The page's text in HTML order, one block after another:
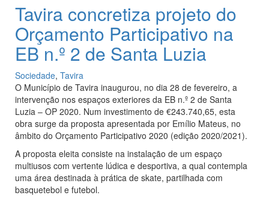
Tavira concretiza projeto do
Orçamento Participativo na
EB n.º 2 de Santa Luzia
Sociedade, Tavira
O Município de Tavira inaugurou, no dia 28 de fevereiro, a
intervenção nos espaços exteriores da EB n.º 2 de Santa
Luzia – OP 2020. Num investimento de €243.740,65, esta
obra surge da proposta apresentada por Emílio Mateus, no
âmbito do Orçamento Participativo 2020 (edição 2020/2021).
A proposta eleita consiste na instalação de um espaço
multiusos com vertente lúdica e desportiva, a qual contempla
uma área destinada à prática de skate, partilhada com
basquetebol e futebol.